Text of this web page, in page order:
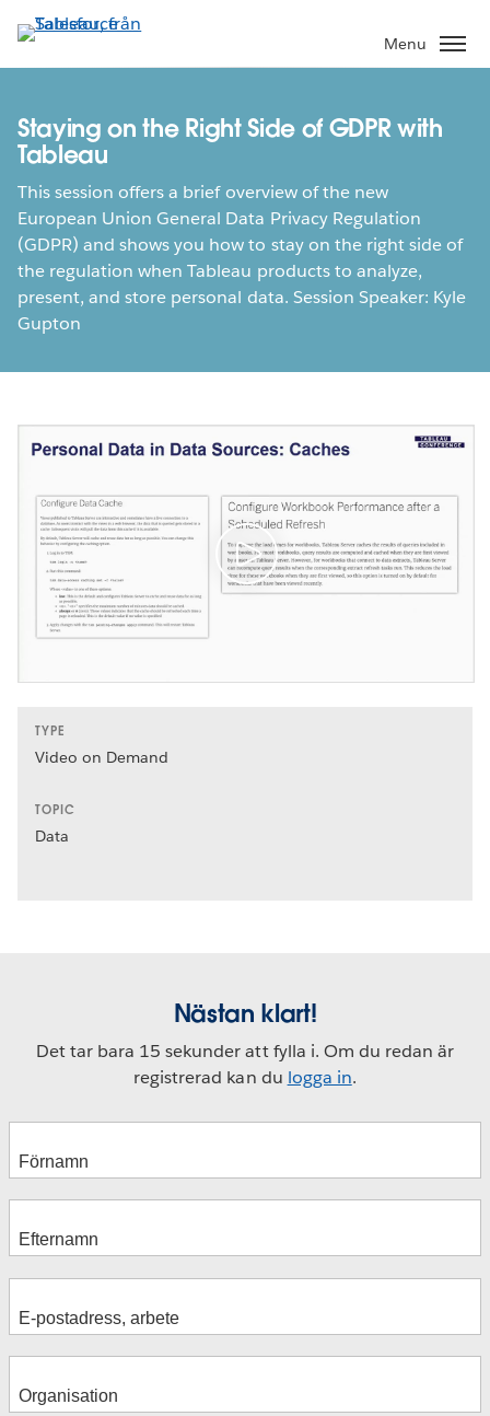
vidare
till
Menu
Staying on the Right Side of GDPR with
Tableau
This session offers a brief overview of the new
European Union General Data Privacy Regulation
(GDPR) and shows you how to stay on the right side of
the regulation when Tableau products to analyze,
present, and store personal data. Session Speaker: Kyle
Gupton
TYPE
Video on Demand
TOPIC
Data
Nästan klart!
Det tar bara 15 sekunder att fylla i. Om du redan är
registrerad kan du logga in.